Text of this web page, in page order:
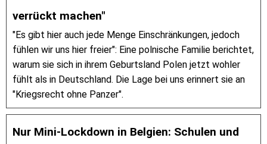
verrückt machen"
"Es gibt hier auch jede Menge Einschränkungen, jedoch
fühlen wir uns hier freier": Eine polnische Familie berichtet,
warum sie sich in ihrem Geburtsland Polen jetzt wohler
fühlt als in Deutschland. Die Lage bei uns erinnert sie an
"Kriegsrecht ohne Panzer".
Nur Mini-Lockdown in Belgien: Schulen und